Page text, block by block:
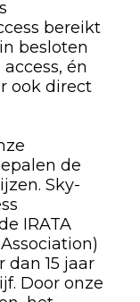
bereikt
besloten
én
ook direct
de
Sky-
IRATA
15 jaar
Door onze